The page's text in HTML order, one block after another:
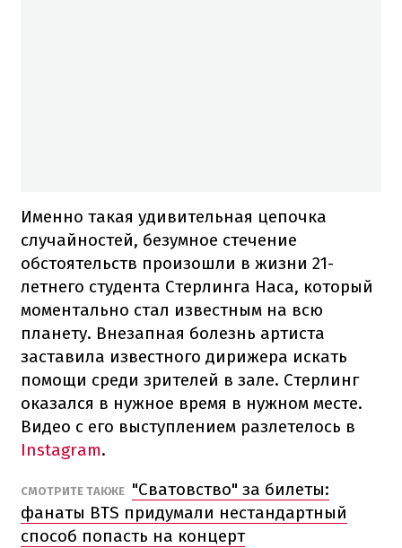
Именно такая удивительная цепочка
случайностей, безумное стечение
обстоятельств произошли в жизни 21-
летнего студента Стерлинга Наса, который
моментально стал известным на всю
планету. Внезапная болезнь артиста
заставила известного дирижера искать
помощи среди зрителей в зале. Стерлинг
оказался в нужное время в нужном месте.
Видео с его выступлением разлетелось в
Instagram.
СМОТРИТЕ ТАКЖЕ "Сватовство" за билеты:
фанаты BTS придумали нестандартный
способ попасть на концерт